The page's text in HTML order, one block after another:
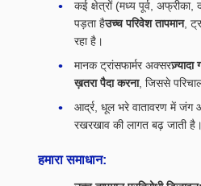
कई क्षेत्रों (मध्य पूर्व, अफ्रीका,
पड़ता हैउच्च परिवेश तापमान,
रहा है।
मानक ट्रांसफार्मर अक्सरज़्यादा
ख़तरा पैदा करना, जिससे
आर्द्र, धूल भरे वातावरण में
रखरखाव की लागत बढ़ जाती है।
हमारा समाधान: